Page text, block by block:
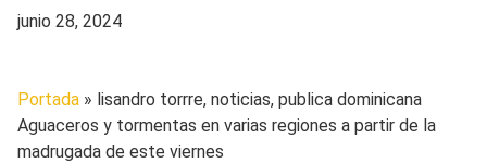
junio 28, 2024
Portada » lisandro torrre, noticias, publica dominicana
Aguaceros y tormentas en varias regiones a partir de la
madrugada de este viernes